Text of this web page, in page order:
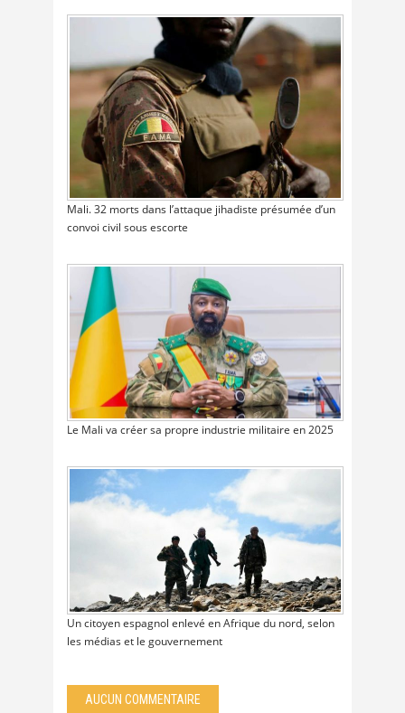
Mali. 32 morts dans l’attaque jihadiste présumée d’un
convoi civil sous escorte
Le Mali va créer sa propre industrie militaire en 2025
Un citoyen espagnol enlevé en Afrique du nord, selon
les médias et le gouvernement
AUCUN COMMENTAIRE